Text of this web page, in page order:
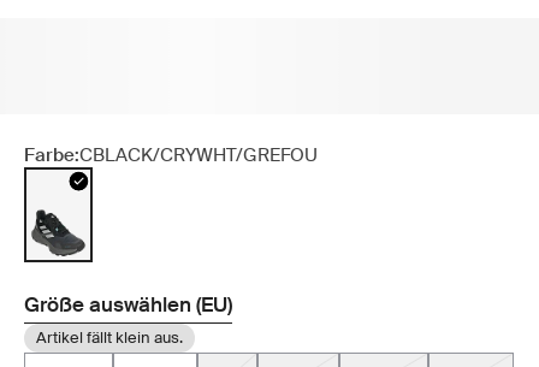
Farbe:CBLACK/CRYWHT/GREFOU
Größe auswählen (EU)
Artikel fällt klein aus.